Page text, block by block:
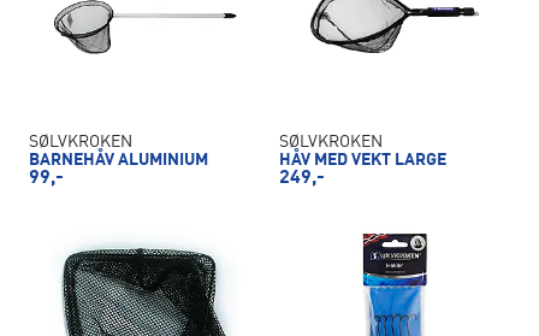
SØLVKROKEN
BARNEHÅV ALUMINIUM
99,-
SØLVKROKEN
HÅV MED VEKT LARGE
249,-